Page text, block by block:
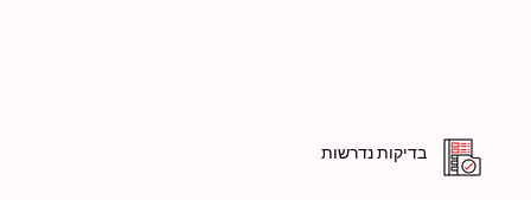
בדיקות נדרשות